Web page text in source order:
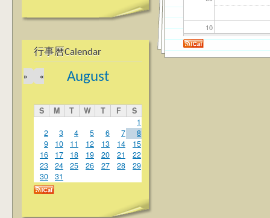
行事曆Calendar
August
«
»
S M T W T F
S
1
2
3 4 5 6 7
8
9
10 11 12 13 14
15
16
17 18 19 20 21
22
23
24 25 26 27 28
29
30
31
10
11